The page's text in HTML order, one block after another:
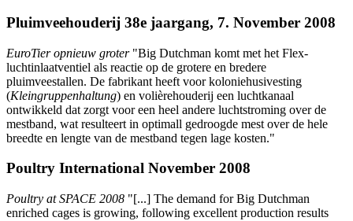
Pluimveehouderij 38e jaargang, 7. November 2008
EuroTier opnieuw groter"Big Dutchman komt met het Flex-
luchtinlaatventiel als reactie op de grotere en bredere
pluimveestallen. De fabrikant heeft voor koloniehusivesting
(Kleingruppenhaltung) en volièrehouderij een luchtkanaal
ontwikkeld dat zorgt voor een heel andere luchtstroming over de
mestband, wat resulteert in optimall gedroogde mest over de hele
breedte en lengte van de mestband tegen lage kosten."
Poultry International November 2008
Poultry at SPACE 2008 "[...] The demand for Big Dutchman
enriched cages is growing, following excellent production results